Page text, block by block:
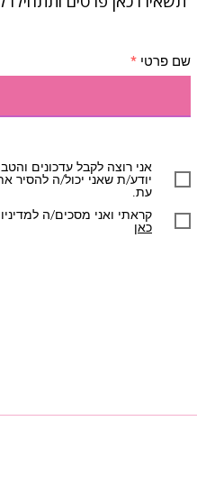
שם פרטי
אני רוצה לקבל עדכונים
יודע/ת שאני יכול/ה להסיר
עת.
קראתי ואני מסכים/ה
כאן